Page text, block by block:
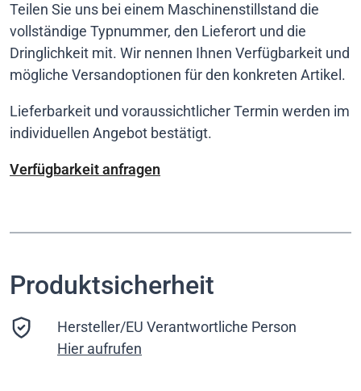
Teilen Sie uns bei einem Maschinenstillstand die
vollständige Typnummer, den Lieferort und die
Dringlichkeit mit. Wir nennen Ihnen Verfügbarkeit und
mögliche Versandoptionen für den konkreten Artikel.
Lieferbarkeit und voraussichtlicher Termin werden im
individuellen Angebot bestätigt.
Verfügbarkeit anfragen
Produktsicherheit
Hersteller/EU Verantwortliche Person
Hier aufrufen